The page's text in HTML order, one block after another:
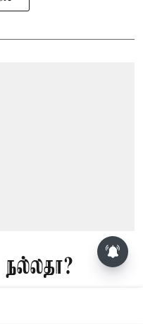
வேலுமணி,
மீண்டும் போர்க்கொடி